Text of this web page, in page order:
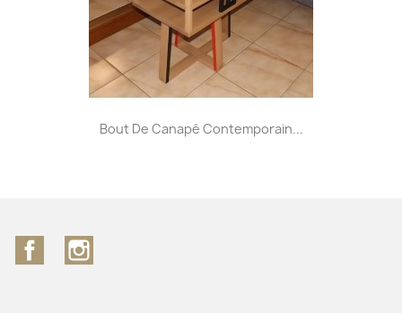
Bout De Canapé Contemporain...
Facebook